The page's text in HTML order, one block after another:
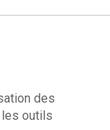
des
outils